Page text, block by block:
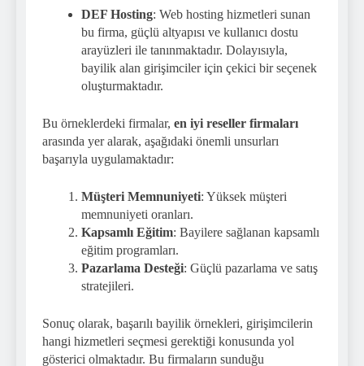
DEF Hosting: Web hosting hizmetleri sunan
bu firma, güçlü altyapısı ve kullanıcı dostu
arayüzleri ile tanınmaktadır. Dolayısıyla,
bayilik alan girişimciler için çekici bir seçenek
oluşturmaktadır.
Bu örneklerdeki firmalar, en iyi reseller firmaları
arasında yer alarak, aşağıdaki önemli unsurları
başarıyla uygulamaktadır:
Müşteri Memnuniyeti: Yüksek müşteri
memnuniyeti oranları.
Kapsamlı Eğitim: Bayilere sağlanan kapsamlı
eğitim programları.
Pazarlama Desteği: Güçlü pazarlama ve satış
stratejileri.
Sonuç olarak, başarılı bayilik örnekleri, girişimcilerin
hangi hizmetleri seçmesi gerektiği konusunda yol
gösterici olmaktadır. Bu firmaların sunduğu